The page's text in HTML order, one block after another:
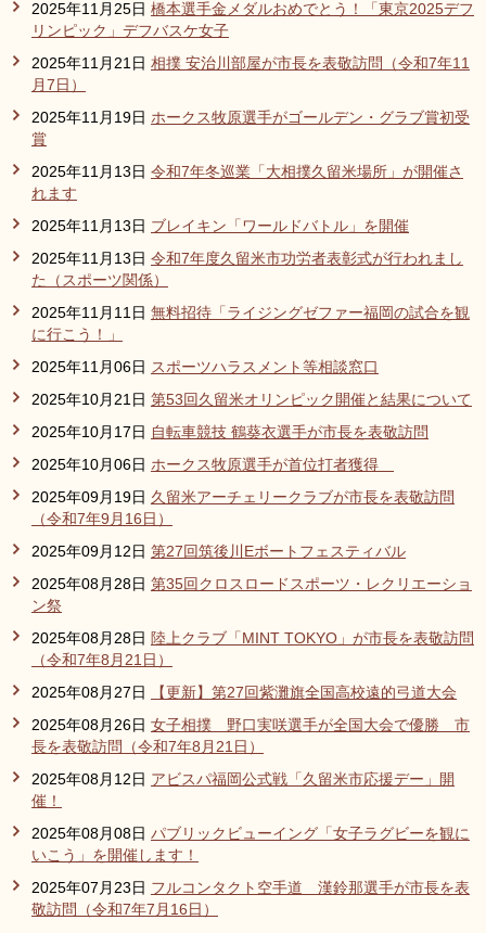
2025年11月25日 橋本選手金メダルおめでとう！「東京2025デフ
リンピック」デフバスケ女子
2025年11月21日 相撲 安治川部屋が市長を表敬訪問（令和7年11
月7日）
2025年11月19日 ホークス牧原選手がゴールデン・グラブ賞初受
賞
2025年11月13日 令和7年冬巡業「大相撲久留米場所」が開催さ
れます
2025年11月13日 ブレイキン「ワールドバトル」を開催
2025年11月13日 令和7年度久留米市功労者表彰式が行われまし
た（スポーツ関係）
2025年11月11日 無料招待「ライジングゼファー福岡の試合を観
に行こう！」
2025年11月06日 スポーツハラスメント等相談窓口
2025年10月21日 第53回久留米オリンピック開催と結果について
2025年10月17日 自転車競技 鶴葵衣選手が市長を表敬訪問
2025年10月06日 ホークス牧原選手が首位打者獲得
2025年09月19日 久留米アーチェリークラブが市長を表敬訪問
（令和7年9月16日）
2025年09月12日 第27回筑後川Eボートフェスティバル
2025年08月28日 第35回クロスロードスポーツ・レクリエーショ
ン祭
2025年08月28日 陸上クラブ「MINT TOKYO」が市長を表敬訪問
（令和7年8月21日）
2025年08月27日
【更新】第27回紫灘旗全国高校遠的弓道大会
2025年08月26日 女子相撲 野口実咲選手が全国大会で優勝 市
長を表敬訪問（令和7年8月21日）
2025年08月12日 アビスパ福岡公式戦「久留米市応援デー」開
催！
2025年08月08日 パブリックビューイング「女子ラグビーを観に
いこう」を開催します！
2025年07月23日 フルコンタクト空手道 漢鈴那選手が市長を表
敬訪問（令和7年7月16日）